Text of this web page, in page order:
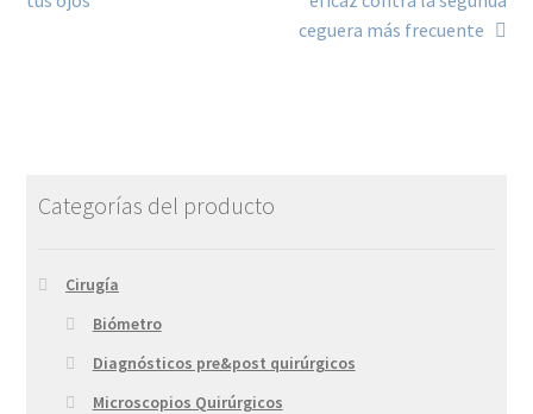
ceguera más frecuente
Categorías del producto
Cirugía
Biómetro
Diagnósticos pre&post quirúrgicos
Microscopios Quirúrgicos